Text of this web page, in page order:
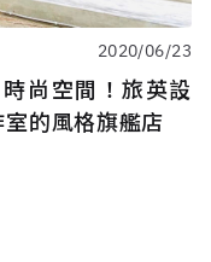
2020/06/23
尚空間！旅英設
的風格旗艦店